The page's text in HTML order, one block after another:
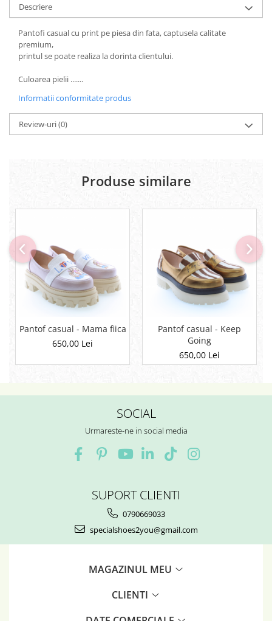
Descriere
Pantofi casual cu print pe piesa din fata, captusela calitate
premium,
printul se poate realiza la dorinta clientului.
Culoarea pielii .......
Informatii conformitate produs
Review-uri(0)
Produse similare
Pantof casual - Mama fiica
650,00 Lei
Pantof casual - Keep
Going
650,00 Lei
SOCIAL
Urmareste-ne in social media
SUPORT CLIENTI
0790669033
specialshoes2you@gmail.com
MAGAZINUL MEU
CLIENTI